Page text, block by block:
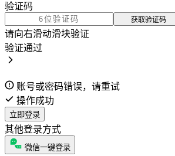
验证码
获取验证码
请向右滑动滑块验证
验证通过
账号或密码错误，请重试
操作成功
立即登录
其他登录方式
微信一键登录